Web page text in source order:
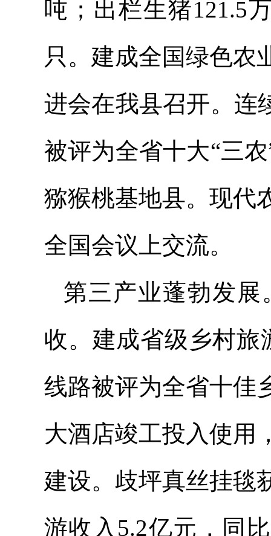
吨；出栏生猪121.5
只。建成全国绿色农
进会在我县召开。连
被评为全省十大“三
猕猴桃基地县。现代
全国会议上交流。
第三产业蓬勃发
收。建成省级乡村旅
线路被评为全省十佳
大酒店竣工投入使用
建设。歧坪真丝挂毯
游收入5.2亿元，同